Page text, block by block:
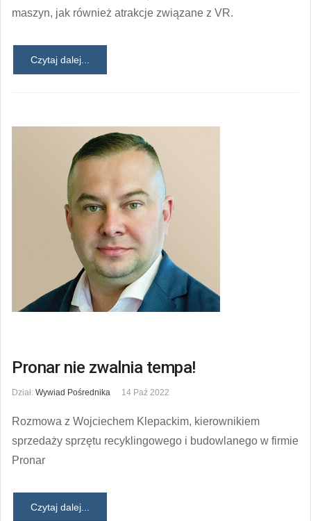
maszyn, jak również atrakcje związane z VR.
Czytaj dalej...
Pronar nie zwalnia tempa!
Dział: Wywiad Pośrednika 14 Paź 2022
Rozmowa z Wojciechem Klepackim, kierownikiem
sprzedaży sprzętu recyklingowego i budowlanego w firmie
Pronar
Czytaj dalej...